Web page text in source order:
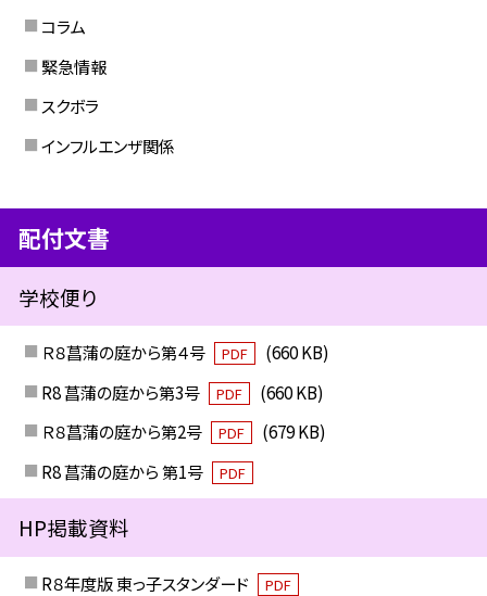
コラム
緊急情報
スクボラ
インフルエンザ関係
配付文書
学校便り
Ｒ８菖蒲の庭から第４号 PDF
(660 KB)
R8 菖蒲の庭から第3号
PDF
(660 KB)
Ｒ８菖蒲の庭から第2号
PDF
(679 KB)
R8 菖蒲の庭から 第1号
PDF
HP掲載資料
R８年度版 東っ子スタンダード PDF